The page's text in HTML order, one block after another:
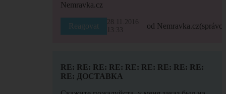
Nemravka.cz
Reagovat
28.11.2016
od Nemravka.cz
RE: RE: RE: RE: RE: RE: RE: RE: RE:
RE: ДОСТАВКА